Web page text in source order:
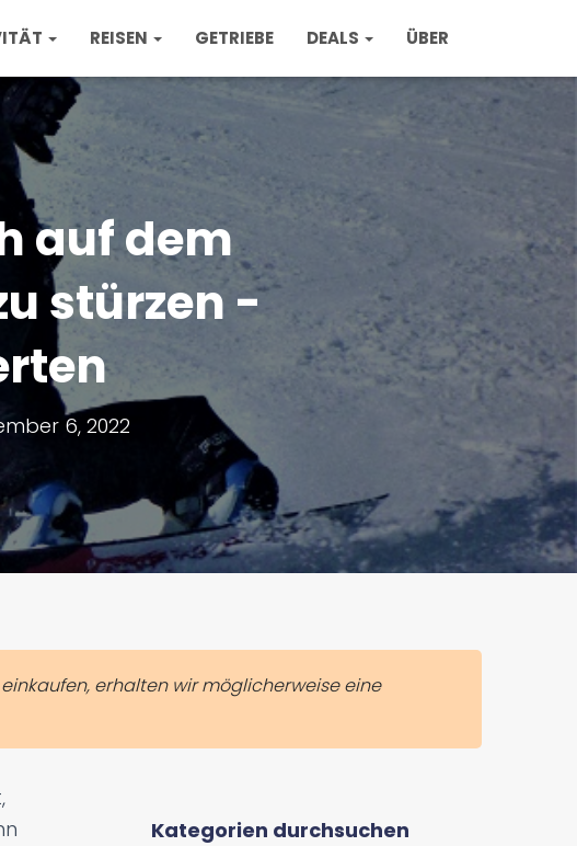
REISEN GETRIEBE DEALS ÜBER
auf dem
stürzen -
6, 2022
erhalten wir möglicherweise eine
Kategorien durchsuchen